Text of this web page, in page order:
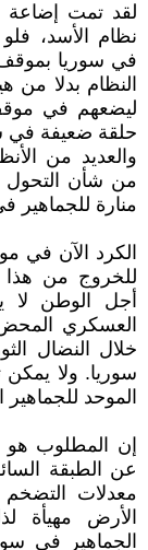
لقد تمت إضاعة
نظام الأسد،
في سوريا
النظام بدلا من
ليضعهم في
حلقة ضعيفة في
والعديد من
من شأن التحول
منارة للجماهير
الكرد الآن في
للخروج من هذا
أجل الوطن لا
العسكري
خلال النضال
سوريا. ولا
الموحد للجماهير
إن المطلوب هو
عن الطبقة
معدلات التضخم
الأرض مهيأة
الجماهير في